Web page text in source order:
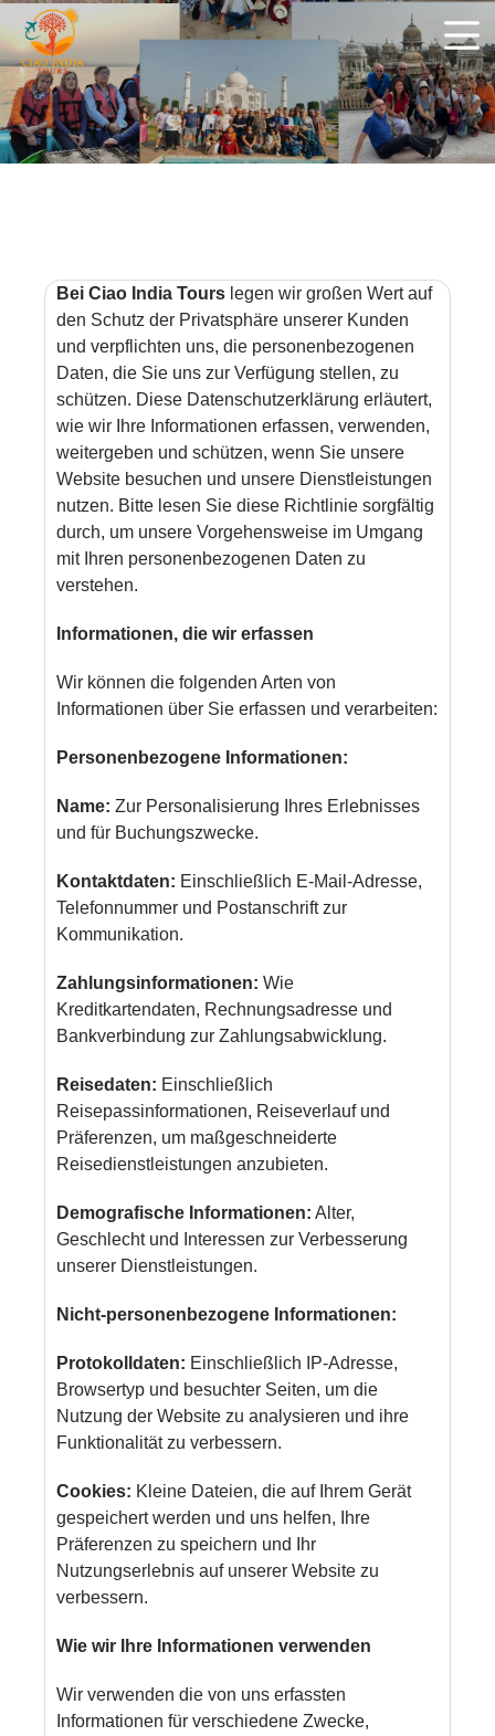
Bei Ciao India Tours legen wir großen Wert auf
den Schutz der Privatsphäre unserer Kunden
und verpflichten uns, die personenbezogenen
Daten, die Sie uns zur Verfügung stellen, zu
schützen. Diese Datenschutzerklärung erläutert,
wie wir Ihre Informationen erfassen, verwenden,
weitergeben und schützen, wenn Sie unsere
Website besuchen und unsere Dienstleistungen
nutzen. Bitte lesen Sie diese Richtlinie sorgfältig
durch, um unsere Vorgehensweise im Umgang
mit Ihren personenbezogenen Daten zu
verstehen.
Informationen, die wir erfassen
Wir können die folgenden Arten von
Informationen über Sie erfassen und verarbeiten:
Personenbezogene Informationen:
Name: Zur Personalisierung Ihres Erlebnisses
und für Buchungszwecke.
Kontaktdaten: Einschließlich E-Mail-Adresse,
Telefonnummer und Postanschrift zur
Kommunikation.
Zahlungsinformationen: Wie
Kreditkartendaten, Rechnungsadresse und
Bankverbindung zur Zahlungsabwicklung.
Reisedaten: Einschließlich
Reisepassinformationen, Reiseverlauf und
Präferenzen, um maßgeschneiderte
Reisedienstleistungen anzubieten.
Demografische Informationen: Alter,
Geschlecht und Interessen zur Verbesserung
unserer Dienstleistungen.
Nicht-personenbezogene Informationen:
Protokolldaten: Einschließlich IP-Adresse,
Browsertyp und besuchter Seiten, um die
Nutzung der Website zu analysieren und ihre
Funktionalität zu verbessern.
Cookies: Kleine Dateien, die auf Ihrem Gerät
gespeichert werden und uns helfen, Ihre
Präferenzen zu speichern und Ihr
Nutzungserlebnis auf unserer Website zu
verbessern.
Wie wir Ihre Informationen verwenden
Wir verwenden die von uns erfassten
Informationen für verschiedene Zwecke,